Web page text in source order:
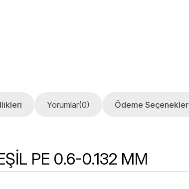
Yorumlar(0) Ödeme
PE 0.6-0.132 MM